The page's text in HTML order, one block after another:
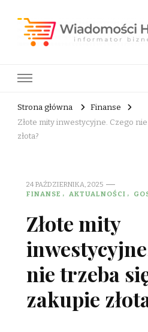
Strona główna
Finanse
Złote mity inwestycyjne. Czego
złota?
24 PAŹDZIERNIKA, 2025
FINANSE
AKTUALNOŚCI
Złote mity
nie trzeba
zakupie